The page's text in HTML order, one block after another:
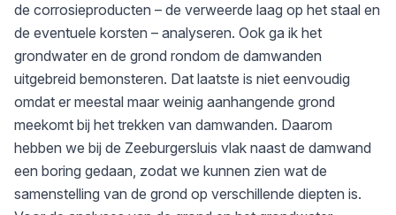
de corrosieproducten – de verweerde laag op het staal en
de eventuele korsten – analyseren. Ook ga ik het
grondwater en de grond rondom de damwanden
uitgebreid bemonsteren. Dat laatste is niet eenvoudig
omdat er meestal maar weinig aanhangende grond
meekomt bij het trekken van damwanden. Daarom
hebben we bij de Zeeburgersluis vlak naast de damwand
een boring gedaan, zodat we kunnen zien wat de
samenstelling van de grond op verschillende diepten is.